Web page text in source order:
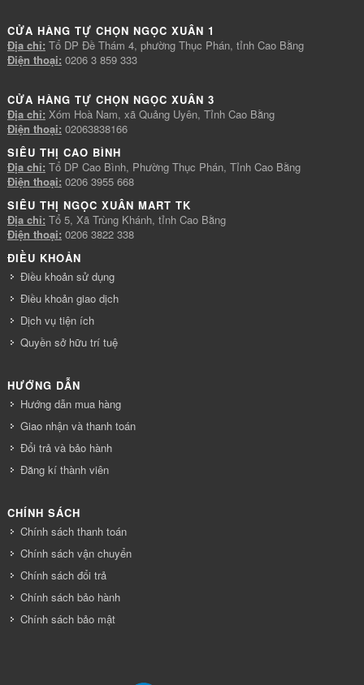
CỬA HÀNG TỰ CHỌN NGỌC XUÂN 1
Địa chỉ: Tổ DP Đề Thám 4, phường Thục Phán, tỉnh Cao Bằng
Điện thoại: 0206 3 859 333
CỬA HÀNG TỰ CHỌN NGỌC XUÂN 3
Địa chỉ: Xóm Hoà Nam, xã Quảng Uyên, Tỉnh Cao Bằng
Điện thoại: 02063838166
SIÊU THỊ CAO BÌNH
Địa chỉ: Tổ DP Cao Bình, Phường Thục Phán, Tỉnh Cao Bằng
Điện thoại: 0206 3955 668
SIÊU THỊ NGỌC XUÂN MART TK
Địa chỉ: Tổ 5, Xã Trùng Khánh, tỉnh Cao Bằng
Điện thoại: 0206 3822 338
ĐIỀU KHOẢN
Điều khoản sử dụng
Điều khoản giao dịch
Dịch vụ tiện ích
Quyền sở hữu trí tuệ
HƯỚNG DẪN
Hướng dẫn mua hàng
Giao nhận và thanh toán
Đổi trả và bảo hành
Đăng kí thành viên
CHÍNH SÁCH
Chính sách thanh toán
Chính sách vận chuyển
Chính sách đổi trả
Chính sách bảo hành
Chính sách bảo mật